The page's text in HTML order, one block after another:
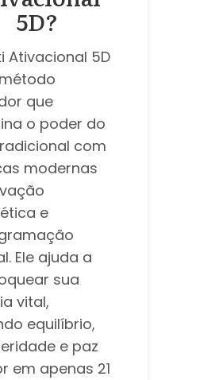
5D?
Ativacional 5D
que
o poder do
com
modernas
e
Ele ajuda a
sua
vital,
equilíbrio,
e paz
em apenas 21